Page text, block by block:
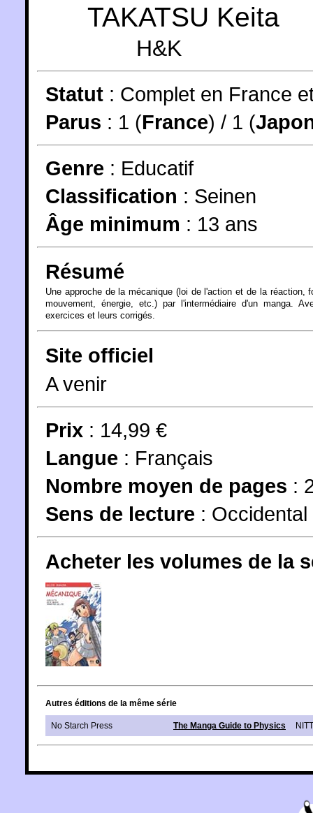
TAKATSU Keita
H&K
Statut : Complet en France
Parus : 1 (France) / 1 (
Genre : Educatif
Classification : Seinen
Âge minimum : 13 ans
Résumé
Une approche de la mécanique (loi de l'action et de la réaction,
mouvement, énergie, etc.) par l'intermédiaire d'un manga.
exercices et leurs corrigés.
Site officiel
A venir
Prix : 14,99 €
Langue : Français
Nombre moyen de pages :
Sens de lecture : Occidental
Acheter les volumes de la
Autres éditions de la même série
No Starch Press The Manga Guide to Physics